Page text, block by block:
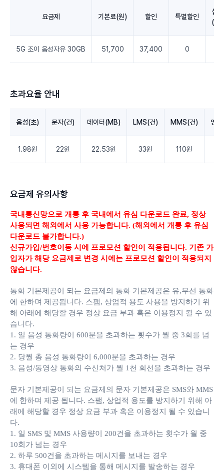
요금제 기본료(원) 할인 특별할인
실
5G 조이 음성자유 30GB 51,700 37,400 0
초과요율 안내
음성(초) 문자(건) 데이터(MB) LMS(건) MMS(건) 영
1.98원 22원 22.53원 33원 110원
요금제 유의사항
국내통신망으로 개통 후 국내에서 유심 다운로드 완료, 정상
사용되면 해외에서 사용 가능합니다. (해외에서 개통 후 유심
다운로드 불가합니다.)
신규가입/번호이동 시에 프로모션 할인이 적용됩니다. 기존 가
입자가 해당 요금제로 변경 시에는 프로모션 할인이 적용되지
않습니다.
통화 기본제공이 되는 요금제의 통화 기본제공은 유,무선 통화
에 한하며 제공됩니다. 스팸, 상업적 용도 사용을 방지하기 위
해 아래에 해당할 경우 정상 요금 부과 혹은 이용정지 될 수 있
습니다.
1. 일 음성 통화량이 600분을 초과하는 횟수가 월 중 3회를 넘
는 경우
2. 당월 총 음성 통화량이 6,000분을 초과하는 경우
3. 음성/동영상 통화의 수신처가 월 1천 회선을 초과하는 경우
문자 기본제공이 되는 요금제의 문자 기본제공은 SMS와 MMS
에 한하며 제공 됩니다. 스팸, 상업적 용도를 방지하기 위해 아
래에 해당할 경우 정상 요금 부과 혹은 이용정지 될 수 있습니
다.
1. 일 SMS 및 MMS 사용량이 200건을 초과하는 횟수가 월 중
10회가 넘는 경우
2. 하루 500건을 초과하는 메시지를 보내는 경우
3. 휴대폰 이외에 시스템을 통해 메시지를 발송하는 경우